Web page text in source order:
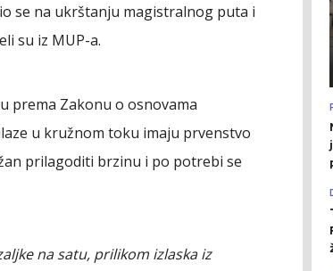
se na ukrštanju magistralnog puta i
su iz MUP-a.
prema Zakonu o osnovama
u kružnom toku imaju prvenstvo
prilagoditi brzinu i po potrebi se
na satu, prilikom izlaska iz